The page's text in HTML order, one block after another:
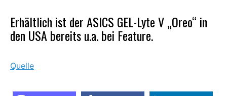
Erhältlich ist der ASICS GEL-Lyte V „Oreo“ in
den USA bereits u.a. bei Feature.
Quelle